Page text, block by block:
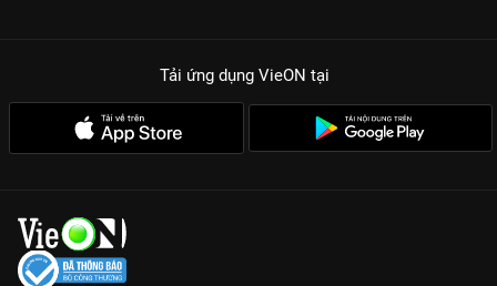
Tải ứng dụng VieON tại